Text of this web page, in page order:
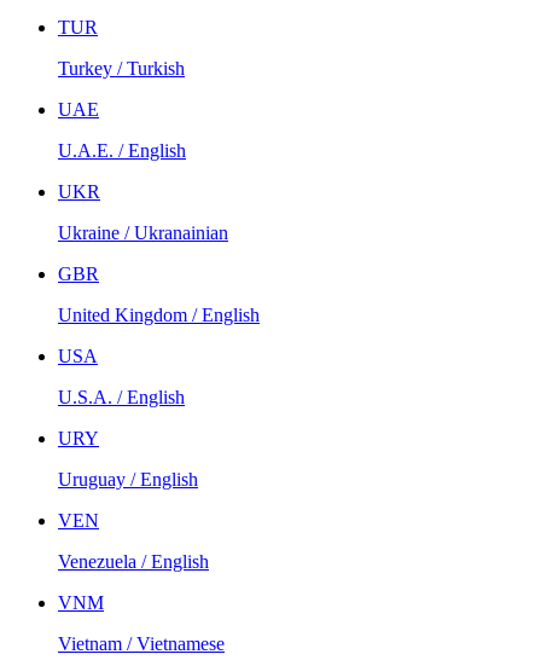
TUR
Turkey / Turkish
UAE
U.A.E. / English
UKR
Ukraine / Ukranainian
GBR
United Kingdom / English
USA
U.S.A. / English
URY
Uruguay / English
VEN
Venezuela / English
VNM
Vietnam / Vietnamese